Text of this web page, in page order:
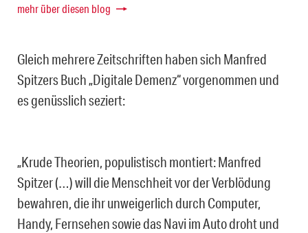
mehr über diesen blog
Gleich mehrere Zeitschriften haben sich Manfred
Spitzers Buch „Digitale Demenz“ vorgenommen und
es genüsslich seziert:
„Krude Theorien, populistisch montiert: Manfred
Spitzer (…) will die Menschheit vor der Verblödung
bewahren, die ihr unweigerlich durch Computer,
Handy, Fernsehen sowie das Navi im Auto droht und